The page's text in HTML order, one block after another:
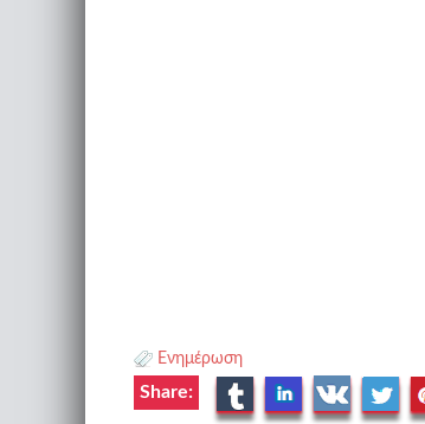
Ενημέρωση
Share: